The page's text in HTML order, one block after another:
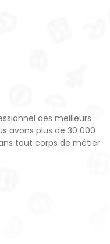
des meilleurs
avons plus de 30 000
tout corps de métier